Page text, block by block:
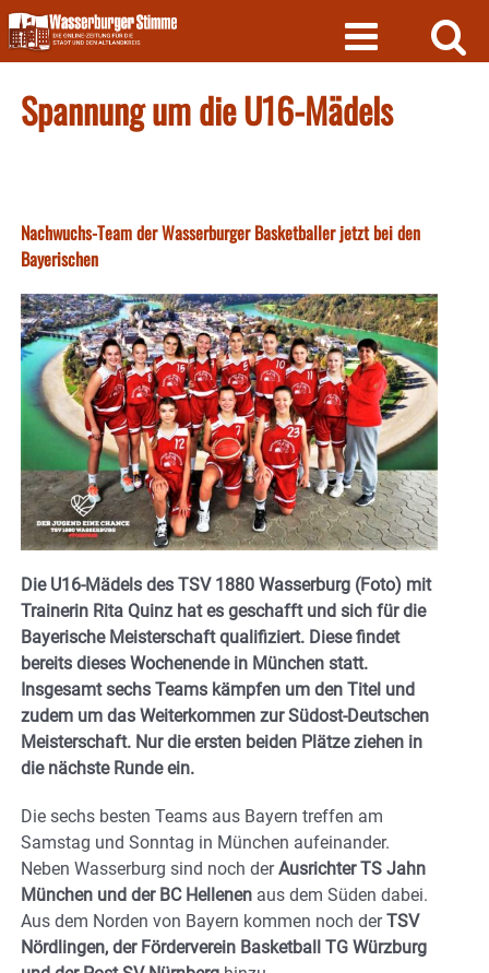
Skip
to
content
Spannung um die U16-Mädels
Nachwuchs-Team der Wasserburger Basketballer jetzt bei den
Bayerischen
Die U16-Mädels des TSV 1880 Wasserburg (Foto) mit
Trainerin Rita Quinz hat es geschafft und sich für die
Bayerische Meisterschaft qualifiziert. Diese findet
bereits dieses Wochenende in München statt.
Insgesamt sechs Teams kämpfen um den Titel und
zudem um das Weiterkommen zur Südost-Deutschen
Meisterschaft. Nur die ersten beiden Plätze ziehen in
die nächste Runde ein.
Die sechs besten Teams aus Bayern treffen am
Samstag und Sonntag in München aufeinander.
Neben Wasserburg sind noch derAusrichter TS Jahn
München und der BC Hellenen aus dem Süden dabei.
Aus dem Norden von Bayern kommen noch derTSV
Nördlingen, der Förderverein Basketball TG Würzburg